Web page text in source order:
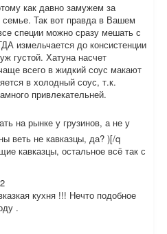
как давно замужем за
семье. Так вот правда в Вашем
специи можно сразу мешать с
измельчается до консистенции
густой. Хатуна насчет
всего в жидкий соус макают
в холодный соус, т.к.
привлекательней.
на рынке у грузинов, а не у
веть не кавказцы, да? )[/q
кавказцы, остальное всё так с
кухня !!! Нечто подобное
.